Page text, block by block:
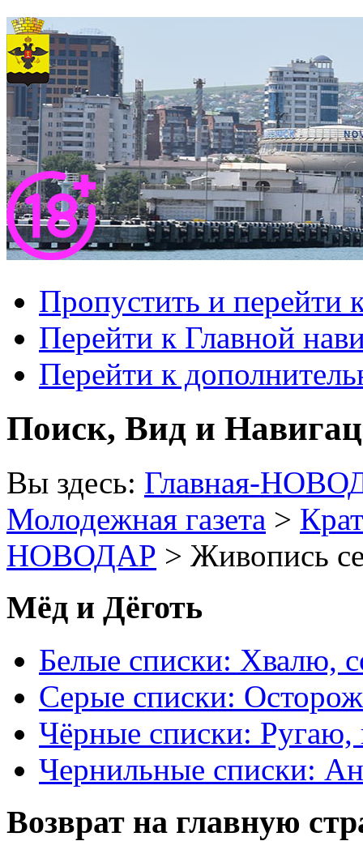
Пропустить и перейти
Перейти к Главной
Перейти к
Поиск, Вид и
Вы здесь: Главная-
Молодежная газета >
НОВОДАР > Живопись
Мёд и Дёготь
Белые списки: Хвалю,
Серые списки:
Чёрные списки: Ругаю,
Чернильные списки:
Возврат на главную